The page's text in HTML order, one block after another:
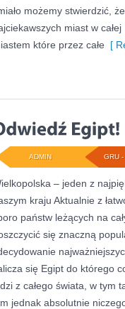
możemy stwierdzić,
miast w
które przez całe [
GRU
ADMIN
– jeden z
kraju Aktualnie z
państw leżących na
się znaczną
się Egipt do którego
z całego świata, w tym
jednak absolutnie